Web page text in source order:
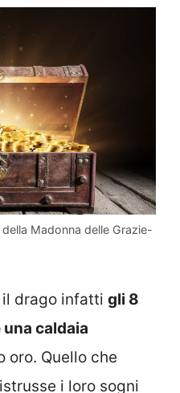
Madonna delle Grazie-
il drago infatti gli 8
caldaia
oro. Quello che
i loro sogni